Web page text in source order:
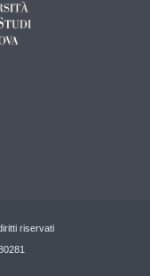
riservati